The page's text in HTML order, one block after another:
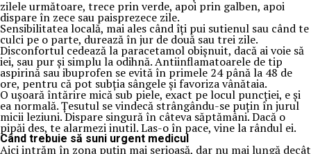
zilele următoare, trece prin verde, apoi prin galben, apoi
dispare în zece sau paisprezece zile.
Sensibilitatea locală, mai ales când îți pui sutienul sau când te
culci pe o parte, durează în jur de două sau trei zile.
Disconfortul cedează la paracetamol obișnuit, dacă ai voie să
iei, sau pur și simplu la odihnă. Antiinflamatoarele de tip
aspirină sau ibuprofen se evită în primele 24 până la 48 de
ore, pentru că pot subția sângele și favoriza vânătaia.
O ușoară întărire mică sub piele, exact pe locul puncției, e și
ea normală. Țesutul se vindecă strângându-se puțin în jurul
micii leziuni. Dispare singură în câteva săptămâni. Dacă o
pipăi des, te alarmezi inutil. Las-o în pace, vine la rândul ei.
Când trebuie să suni urgent medicul
Aici intrăm în zona puțin mai serioasă, dar nu mai lungă decât